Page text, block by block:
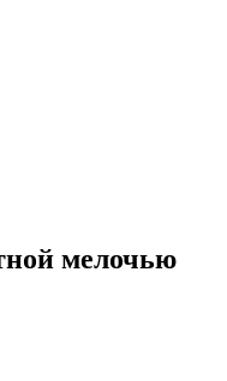
мелочью